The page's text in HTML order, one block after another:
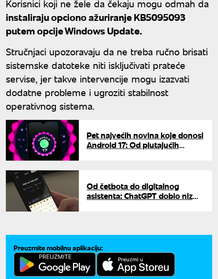
Korisnici koji ne žele da čekaju mogu odmah da
instaliraju opciono ažuriranje KB5095093
putem opcije Windows Update.
Stručnjaci upozoravaju da ne treba ručno brisati
sistemske datoteke niti isključivati prateće
servise, jer takve intervencije mogu izazvati
dodatne probleme i ugroziti stabilnost
operativnog sistema.
Pet najvećih novina koje donosi
Android 17: Od plutajućih
Od četbota do digitalnog
asistenta: ChatGPT dobio niz
Preuzmite mobilnu aplikaciju: